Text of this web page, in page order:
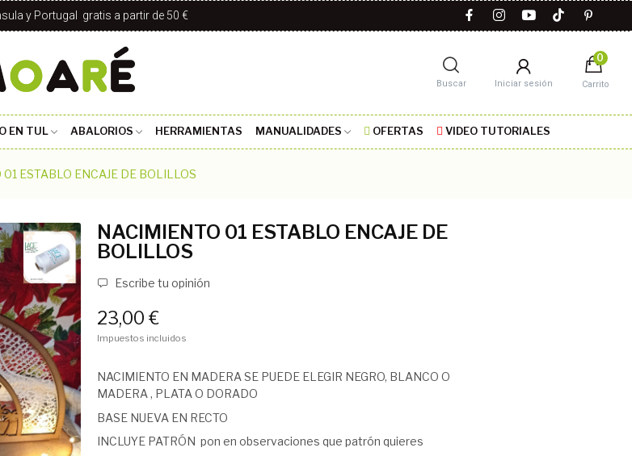
y Portugal gratis a partir de 50 €
Buscar Iniciar sesión
0
Carrito
EN TUL ABALORIOS HERRAMIENTAS MANUALIDADES OFERTAS VIDEO TUTORIALES
ESTABLO ENCAJE DE BOLILLOS
NACIMIENTO 01 ESTABLO ENCAJE DE
BOLILLOS
Escribe tu opinión
23,00 €
Impuestos incluidos
NACIMIENTO EN MADERA SE PUEDE ELEGIR NEGRO, BLANCO O
MADERA , PLATA O DORADO
BASE NUEVA EN RECTO
INCLUYE PATRÓN pon en observaciones que patrón quieres